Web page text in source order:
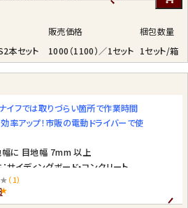
販売価格
梱包数量
本セット 1000（1100）／1セット 1セット/箱
イフでは取りづらい箇所で作業時間
率アップ！市販の電動ドライバーで使
幅に 目地幅 7mm 以上
サイディングボード・コンクリート
が多いサイディングボード物件に も
れます。プライマー層も しっかりは
（1）